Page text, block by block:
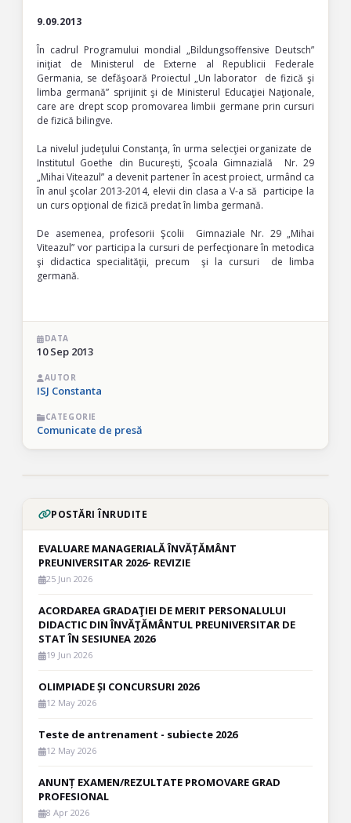
9.09.2013
În cadrul Programului mondial „Bildungsoffensive Deutsch”
iniţiat de Ministerul de Externe al Republicii Federale
Germania, se defăşoară Proiectul „Un laborator de fizică şi
limba germană” sprijinit şi de Ministerul Educaţiei Naţionale,
care are drept scop promovarea limbii germane prin cursuri
de fizică bilingve.
La nivelul judeţului Constanţa, în urma selecţiei organizate de
Institutul Goethe din Bucureşti, Şcoala Gimnazială Nr. 29
„Mihai Viteazul” a devenit partener în acest proiect, urmând ca
în anul şcolar 2013-2014, elevii din clasa a V-a să participe la
un curs opţional de fizică predat în limba germană.
De asemenea, profesorii Şcolii Gimnaziale Nr. 29 „Mihai
Viteazul” vor participa la cursuri de perfecţionare în metodica
şi didactica specialităţii, precum şi la cursuri de limba
germană.
DATA
10 Sep 2013
AUTOR
ISJ Constanta
CATEGORIE
Comunicate de presă
POSTĂRI ÎNRUDITE
EVALUARE MANAGERIALĂ ÎNVĂȚĂMÂNT
PREUNIVERSITAR 2026- REVIZIE
25 Jun 2026
ACORDAREA GRADAŢIEI DE MERIT PERSONALULUI
DIDACTIC DIN ÎNVĂŢĂMÂNTUL PREUNIVERSITAR DE
STAT ÎN SESIUNEA 2026
19 Jun 2026
OLIMPIADE ȘI CONCURSURI 2026
12 May 2026
Teste de antrenament - subiecte 2026
12 May 2026
ANUNȚ EXAMEN/REZULTATE PROMOVARE GRAD
PROFESIONAL
8 Apr 2026